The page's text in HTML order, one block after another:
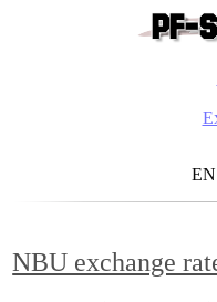
EN
NBU exchange